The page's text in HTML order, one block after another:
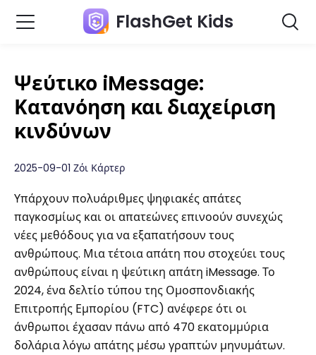
FlashGet Kids
Ψεύτικο iMessage:
Κατανόηση και διαχείριση
κινδύνων
2025-09-01 Ζόι Κάρτερ
Υπάρχουν πολυάριθμες ψηφιακές απάτες
παγκοσμίως και οι απατεώνες επινοούν συνεχώς
νέες μεθόδους για να εξαπατήσουν τους
ανθρώπους. Μια τέτοια απάτη που στοχεύει τους
ανθρώπους είναι η ψεύτικη απάτη iMessage. Το
2024, ένα δελτίο τύπου της Ομοσπονδιακής
Επιτροπής Εμπορίου (FTC) ανέφερε ότι οι
άνθρωποι έχασαν πάνω από 470 εκατομμύρια
δολάρια λόγω απάτης μέσω γραπτών μηνυμάτων.